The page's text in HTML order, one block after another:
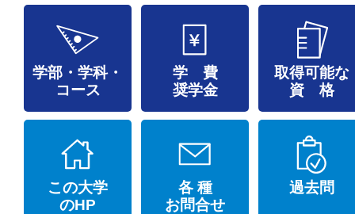
学部・学科・
コース
学 費
奨学金
取得可能な
資 格
この大学
のHP
各 種
お問合せ
過去問